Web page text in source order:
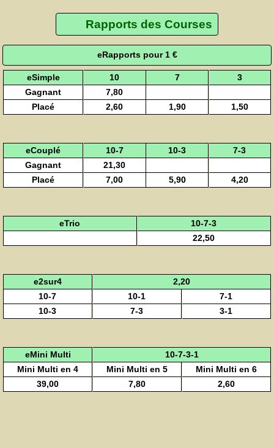
Rapports des Courses
eRapports pour 1 €
eSimple 10 7
3
Gagnant
7,80
Placé
2,60 1,90 1,50
eCouplé 10-7 10-3
7-3
Gagnant
21,30
Placé
7,00 5,90 4,20
eTrio
10-7-3
22,50
e2sur4
2,20
10-7
10-1
7-1
10-3
7-3 3-1
eMini Multi
10-7-3-1
Mini Multi en 4
Mini Multi en 5
Mini Multi en 6
39,00
7,80 2,60